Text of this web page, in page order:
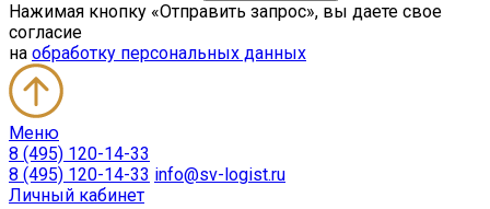
Нажимая кнопку «Отправить запрос», вы даете свое
согласие
на обработку персональных данных
Меню
8 (495) 120-14-33
8 (495) 120-14-33 info@sv-logist.ru
Личный кабинет